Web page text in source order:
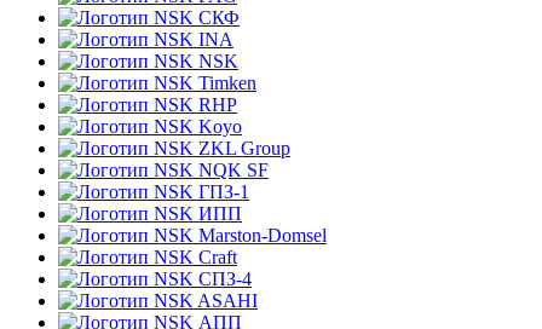
СКФ
INA
NSK
Timken
RHP
Koyo
ZKL Group
NQK SF
ГПЗ-1
ИПП
Marston-Domsel
Craft
СПЗ-4
ASAHI
АПП